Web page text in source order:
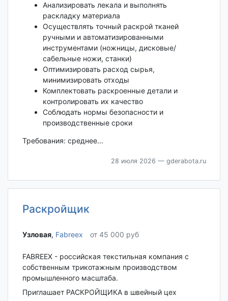
Анализировать лекала и выполнять
раскладку материала
Осуществлять точный раскрой тканей
ручными и автоматизированными
инструментами (ножницы, дисковые/
сабельные ножи, станки)
Оптимизировать расход сырья,
минимизировать отходы
Комплектовать раскроенные детали и
контролировать их качество
Соблюдать нормы безопасности и
производственные сроки
Требования: среднее...
28 июля 2026 — gderabota.ru
Раскройщик
Узловая‎, Fabreex от 45 000 руб
FABREEX - российская текстильная компания с
собственным трикотажным производством
промышленного масштаба.
Приглашает РАСКРОЙЩИКА в швейный цех